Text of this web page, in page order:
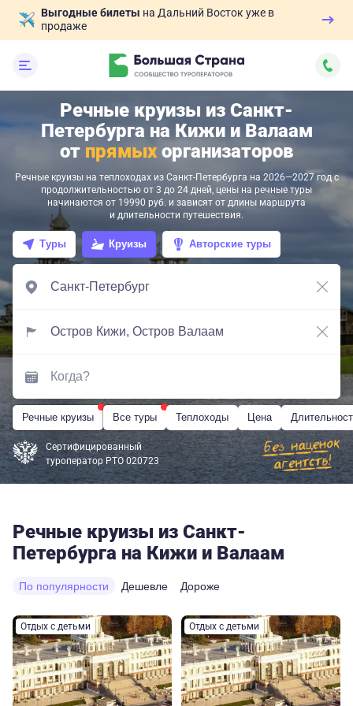
Выгодные билеты на Дальний Восток уже в
продаже
Речные круизы из Санкт-
Петербурга на Кижи и Валаам
от прямых организаторов
Речные круизы на теплоходах из Санкт-Петербурга на 2026—2027 год с
продолжительностью от 3 до 24 дней, цены на речные туры
начинаются от 19990 руб. и зависят от длины маршрута
и длительности путешествия.
Туры Круизы Авторские туры
Речные круизы Все туры Теплоходы Цена
Сертифицированный
туроператор РТО 020723
Речные круизы из Санкт-
Петербурга на Кижи и Валаам
По популярности Дешевле Дороже
Отдых с детьми Отдых с детьми